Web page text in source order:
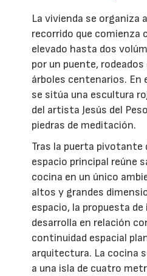
La vivienda se organiza
recorrido que comienza
elevado hasta dos
por un puente,
árboles centenarios. En
se sitúa una escultura
del artista Jesús del
piedras de meditación.
Tras la puerta pivotante
espacio principal reúne
cocina en un único
altos y grandes
espacio, la propuesta
desarrolla en relación
continuidad espacial
arquitectura. La cocina
a una isla de cuatro